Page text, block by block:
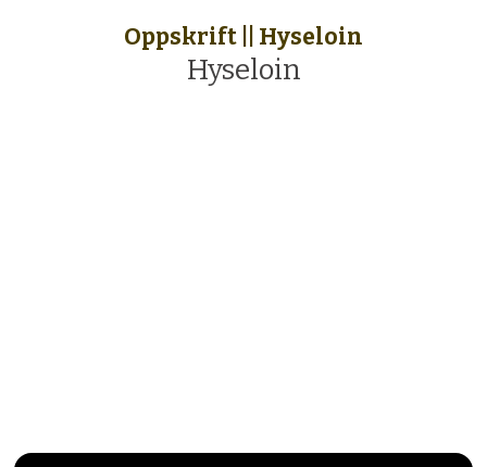
Oppskrift || Hyseloin
Hyseloin